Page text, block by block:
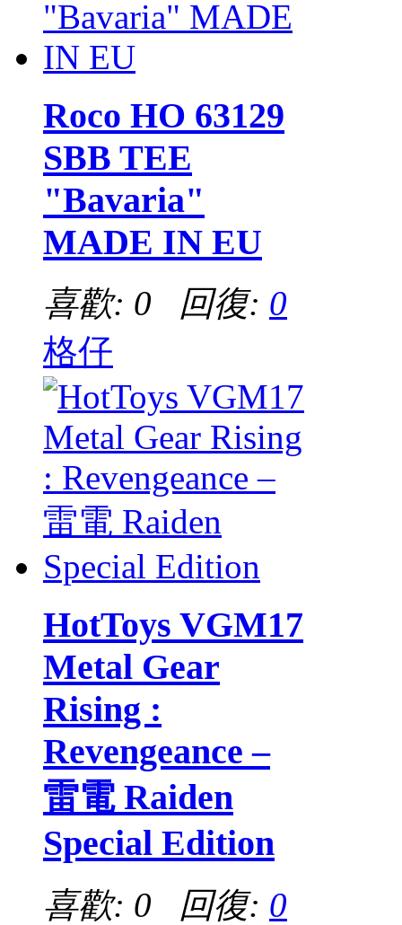
Roco HO 63129
SBB TEE
"Bavaria"
MADE IN EU
喜歡: 0 回復: 0
格仔
HotToys VGM17
Metal Gear
Rising :
Revengeance –
雷電 Raiden
Special Edition
喜歡: 0 回復: 0